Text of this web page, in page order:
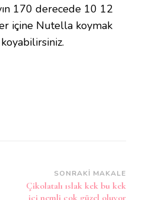
170 derecede 10 12
içine Nutella koymak
SONRAKI MAKALE
Çikolatalı ıslak kek bu kek
içi nemli çok güzel oluyor